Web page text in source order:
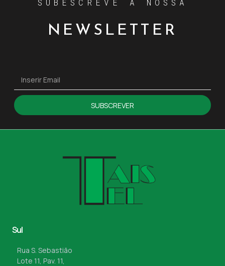
SUBESCREVE A NOSSA
NEWSLETTER
SUBSCREVER
Sul
Rua S. Sebastião
Lote 11, Pav. 11,